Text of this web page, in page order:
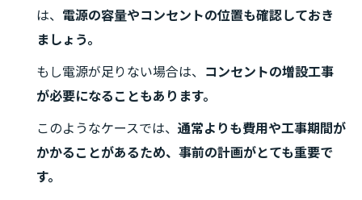
は、 電源の容量やコンセントの位置も確認しておき
ましょう。
もし電源が足りない場合は、
コンセントの増設工事
が必要になることもあります。
このようなケースでは、 通常よりも費用や工事期間が
かかることがあるため、事前の計画がとても重要で
す。